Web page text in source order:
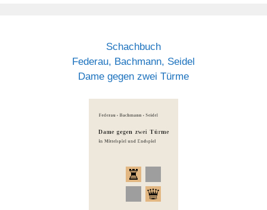
Schachbuch
Federau, Bachmann, Seidel
Dame gegen zwei Türme